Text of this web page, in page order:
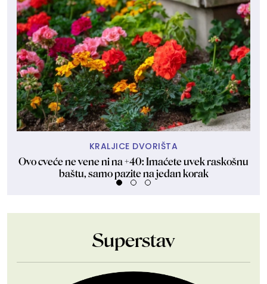
KRALJICE DVORIŠTA
Ovo cveće ne vene ni na +40: Imaćete uvek raskošnu
baštu, samo pazite na jedan korak
Superstav